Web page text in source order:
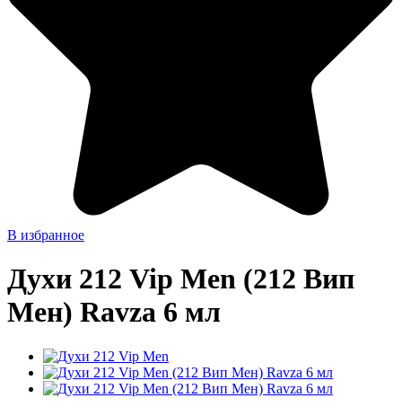
В избранное
Духи 212 Vip Men (212 Вип
Мен) Ravza 6 мл